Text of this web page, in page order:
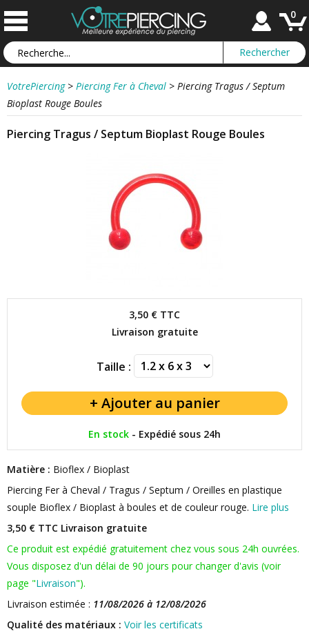
0
VotrePiercing > Piercing Fer à Cheval > Piercing Tragus / Septum
Bioplast Rouge Boules
Piercing Tragus / Septum Bioplast Rouge Boules
3,50 € TTC
Livraison gratuite
Taille :
En stock - Expédié sous 24h
Matière : Bioflex / Bioplast
Piercing Fer à Cheval / Tragus / Septum / Oreilles en plastique
souple Bioflex / Bioplast à boules et de couleur rouge. Lire plus
3,50 € TTC Livraison gratuite
Ce produit est expédié gratuitement chez vous sous 24h ouvrées.
Vous disposez d'un délai de 90 jours pour changer d'avis (voir
page "Livraison").
Livraison estimée : 11/08/2026 à 12/08/2026
Qualité des matériaux : Voir les certificats